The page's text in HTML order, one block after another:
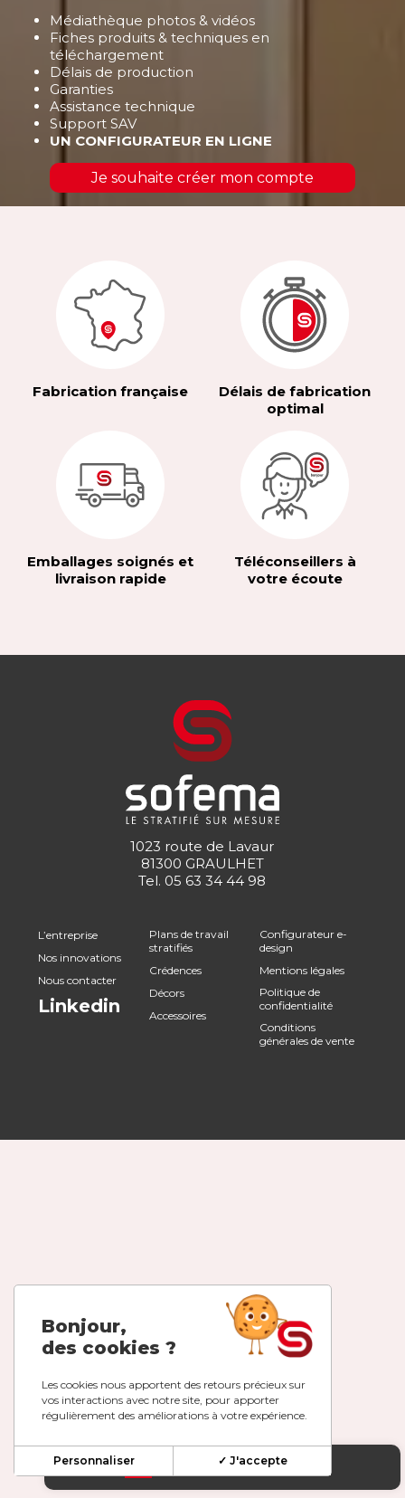
Médiathèque photos & vidéos
Fiches produits & techniques en
téléchargement
Délais de production
Garanties
Assistance technique
Support SAV
UN CONFIGURATEUR EN LIGNE
Je souhaite créer mon compte
Fabrication française
Délais de fabrication
optimal
Emballages soignés et
livraison rapide
Téléconseillers à
votre écoute
1023 route de Lavaur
81300 GRAULHET
Tel. 05 63 34 44 98
L’entreprise
Nos innovations
Nous contacter
Linkedin
Plans de travail
stratifiés
Crédences
Décors
Accessoires
Configurateur e-
design
Mentions légales
Politique de
confidentialité
Conditions
générales de vente
Bonjour,
des cookies ?
Les cookies nous apportent des retours précieux sur
vos interactions avec notre site, pour apporter
régulièrement des améliorations à votre expérience.
✓ J'accepte
Personnaliser